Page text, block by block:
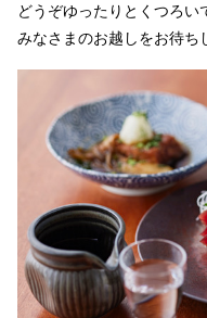
どうぞゆったりとくつろい
みなさまのお越しをお待ち